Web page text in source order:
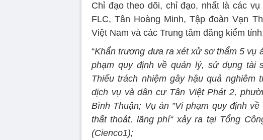
Chỉ đạo theo dõi, chỉ đạo, nhất là các
FLC, Tân Hoàng Minh, Tập đoàn Vạn
Việt Nam và các Trung tâm đăng kiểm
“Khẩn trương đưa ra xét xử sơ thẩm 5 vụ
phạm quy định về quản lý, sử dụng tài
Thiếu trách nhiệm gây hậu quả nghiêm
dịch vụ và dân cư Tân Việt Phát 2,
Bình Thuận; Vụ án ”Vi phạm quy định
thất thoát, lãng phí“ xảy ra tại Tổng
(Cienco1);